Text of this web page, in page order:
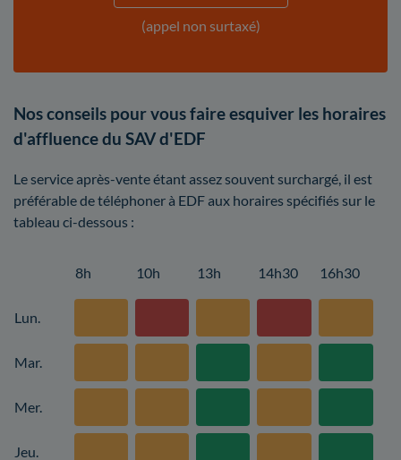
(appel non surtaxé)
Nos conseils pour vous faire esquiver les horaires
d'affluence du SAV d'EDF
Le service après-vente étant assez souvent surchargé, il est
préférable de téléphoner à EDF aux horaires spécifiés sur le
tableau ci-dessous :
8h 10h 13h 14h30 16h30
Lun.
Mar.
Mer.
Jeu.